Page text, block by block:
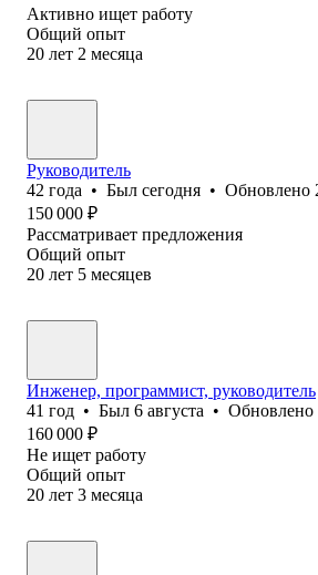
Активно ищет работу
Общий опыт
20 лет 2 месяца
Руководитель
42 года • Был сегодня • Обновлено
150 000 ₽
Рассматривает предложения
Общий опыт
20 лет 5 месяцев
Инженер, программист, руководитель
41 год • Был 6 августа • Обновлено
160 000 ₽
Не ищет работу
Общий опыт
20 лет 3 месяца